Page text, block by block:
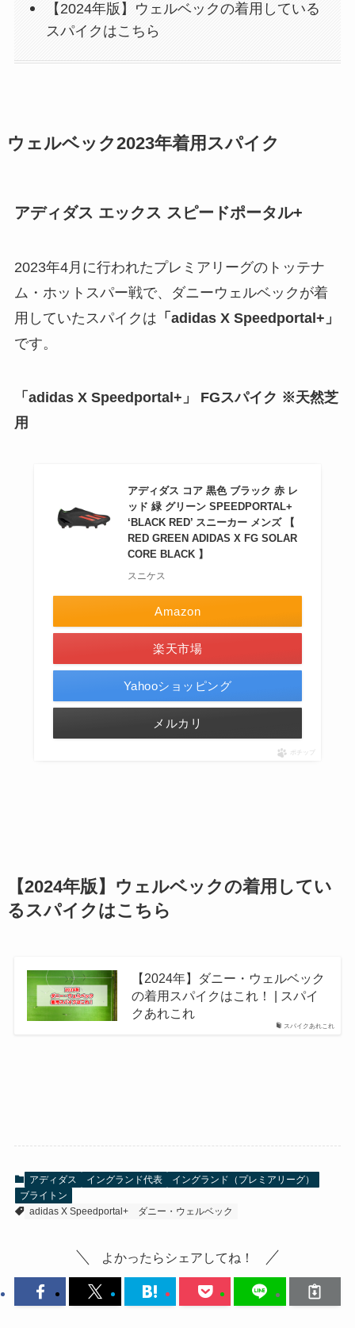
【2024年版】ウェルベックの着用している
スパイクはこちら
ウェルベック2023年着用スパイク
アディダス エックス スピードポータル+
2023年4月に行われたプレミアリーグのトッテナ
ム・ホットスパー戦で、ダニーウェルベックが着
用していたスパイクは 「adidas X Speedportal+」
です。
「adidas X Speedportal+」
FGスパイク ※天然芝
用
アディダス コア 黒色 ブラック 赤 レ
ッド 緑 グリーン SPEEDPORTAL+
‘BLACK RED’ スニーカー メンズ 【
RED GREEN ADIDAS X FG SOLAR
CORE BLACK 】
スニケス
Amazon
楽天市場
Yahooショッピング
メルカリ
ポチップ
【2024年版】ウェルベックの着用してい
るスパイクはこちら
スパイクあれこれ
【2024年】ダニー・ウェルベック
の着用スパイクはこれ！ | スパイ
クあれこれ
アディダス イングランド代表
イングランド（プレミアリーグ）
ブライトン
adidas X Speedportal+
ダニー・ウェルベック
よかったらシェアしてね！